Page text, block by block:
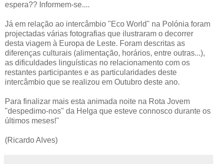
espera?? Informem-se....
Já em relação ao intercâmbio "Eco World" na Polónia foram
projectadas várias fotografias que ilustraram o decorrer
desta viagem à Europa de Leste. Foram descritas as
diferenças culturais (alimentação, horários, entre outras...),
as dificuldades linguísticas no relacionamento com os
restantes participantes e as particularidades deste
intercâmbio que se realizou em Outubro deste ano.
Para finalizar mais esta animada noite na Rota Jovem
"despedimo-nos" da Helga que esteve connosco durante os
últimos meses!"
(Ricardo Alves)